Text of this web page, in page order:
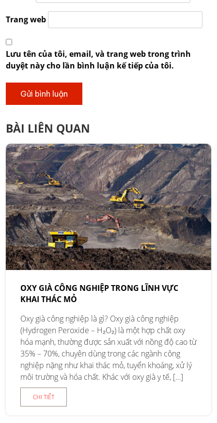
Trang web
Lưu tên của tôi, email, và trang web trong trình
duyệt này cho lần bình luận kế tiếp của tôi.
BÀI LIÊN QUAN
OXY GIÀ CÔNG NGHIỆP TRONG LĨNH VỰC
KHAI THÁC MỎ
Oxy già công nghiệp là gì? Oxy già công nghiệp
(Hydrogen Peroxide – H₂O₂) là một hợp chất oxy
hóa mạnh, thường được sản xuất với nồng độ cao từ
35% – 70%, chuyên dùng trong các ngành công
nghiệp nặng như khai thác mỏ, tuyển khoáng, xử lý
môi trường và hóa chất. Khác với oxy già y tế, […]
CHI TIẾT